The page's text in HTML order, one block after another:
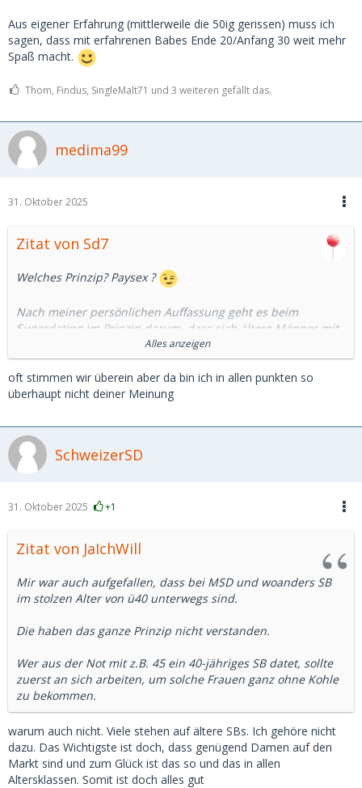
Aus eigener Erfahrung (mittlerweile die 50ig gerissen) muss ich
sagen, dass mit erfahrenen Babes Ende 20/Anfang 30 weit mehr
Spaß macht.
Thom, Findus, SingleMalt71 und 3 weiteren gefällt das.
medima99
31. Oktober 2025
Zitat von Sd7
Welches Prinzip? Paysex ?
Nach meiner persönlichen Auffassung geht es beim
Sugardating im Prinzip darum, dass sich ältere Männer mit
jüngeren Frauen daten und dafür u.a. meistens eine
Materielle Kompensation erhalten. Der Altersabstand ist
i.d.R. signifikant, allerdings sehe ich jetzt keine Höchstalter
für Sugarbabes.
Ich habe bereits Babes aus MSD gesehen, die haben die 50
gerissen...so what. Es soll ja Sugardaddys geben, die mit
weit über 70 noch Potent (in allen Aspekten) sind. Warum
sollte sich ein z.b. 70jähriger nicht mit einer 40igjährigen
weit mehr Spaß macht.
Alles anzeigen
oft stimmen wir überein aber da bin ich in allen punkten so
überhaupt nicht deiner Meinung
SchweizerSD
31. Oktober 2025 +1
Zitat von JaIchWill
Mir war auch aufgefallen, dass bei MSD und woanders SB
im stolzen Alter von ü40 unterwegs sind.
Die haben das ganze Prinzip nicht verstanden.
Wer aus der Not mit z.B. 45 ein 40-jähriges SB datet, sollte
zuerst an sich arbeiten, um solche Frauen ganz ohne Kohle
zu bekommen.
warum auch nicht. Viele stehen auf ältere SBs. Ich gehöre nicht
dazu. Das Wichtigste ist doch, dass genügend Damen auf den
Markt sind und zum Glück ist das so und das in allen
Altersklassen. Somit ist doch alles gut